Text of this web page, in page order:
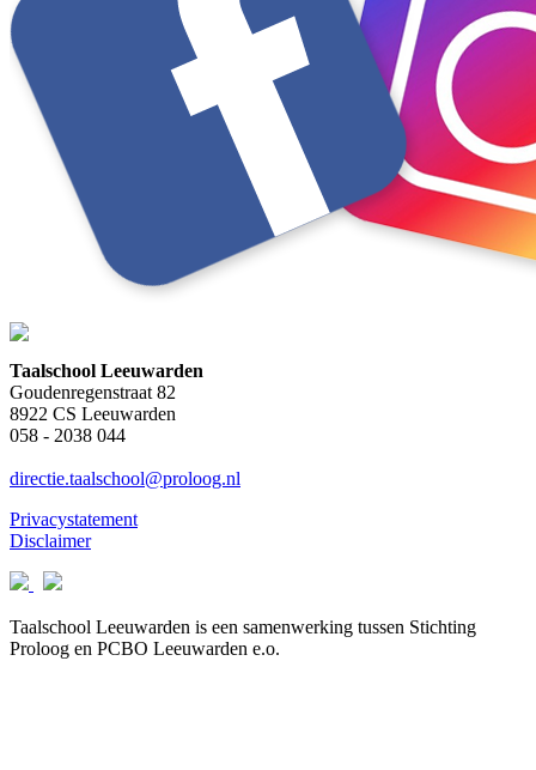
Taalschool Leeuwarden
Goudenregenstraat 82
8922 CS Leeuwarden
058 - 2038 044
directie.taalschool@proloog.nl
Privacystatement
Disclaimer
Taalschool Leeuwarden is een samenwerking tussen Stichting
Proloog en PCBO Leeuwarden e.o.